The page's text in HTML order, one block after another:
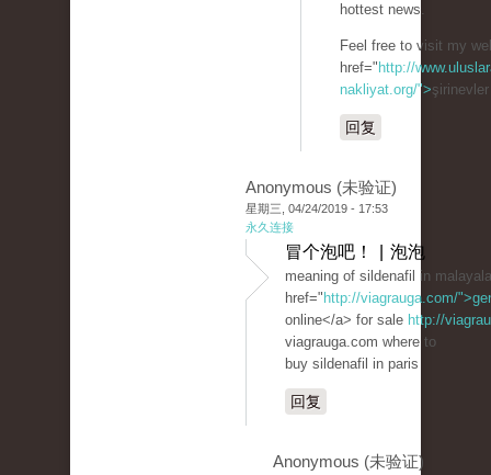
hottest news.
Feel free to visit my
href=" http://
nakliyat.org/">
回复
Anonymous (未验证)
星期三, 04/24/2019 - 17:53
永久连接
冒个泡吧！ | 泡泡
meaning of sildenafil in
href=" http://viagrauga.com/
online</a> for sale http://
viagrauga.com where to
buy sildenafil in paris
回复
Anonymous (未验证)